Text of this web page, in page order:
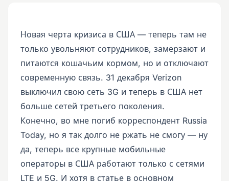
Новая черта кризиса в США — теперь там не
только увольняют сотрудников, замерзают и
питаются кошачьим кормом, но и отключают
современную связь. 31 декабря Verizon
выключил свою сеть 3G и теперь в США нет
больше сетей третьего поколения.
Конечно, во мне погиб корреспондент Russia
Today, но я так долго не ржать не смогу — ну
да, теперь все крупные мобильные
операторы в США работают только с сетями
LTE и 5G. И хотя в статье в основном